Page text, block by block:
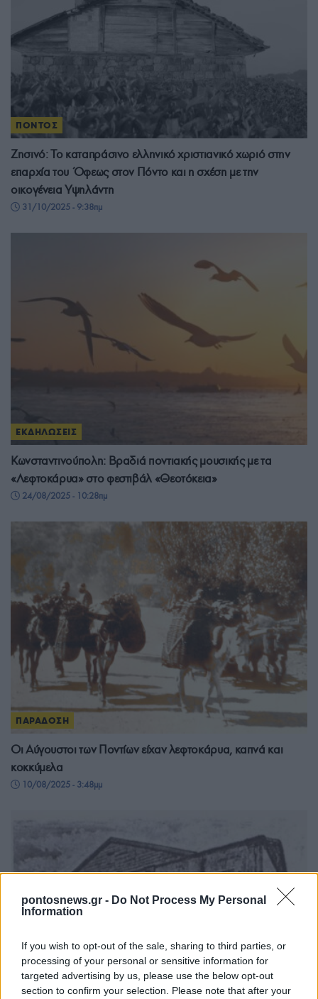
pontosnews.gr - Do Not Process My Personal
Information
If you wish to opt-out of the sale, sharing to third parties, or
processing of your personal or sensitive information for
targeted advertising by us, please use the below opt-out
section to confirm your selection. Please note that after your
ΠΟΝΤΟΣ
Ζησινό: Το καταπράσινο ελληνικό χριστιανικό χωριό στην
επαρχία του Όφεως στον Πόντο και η σχέση με την
οικογένεια Υψηλάντη
31/10/2025 - 9:38πμ
ΕΚΔΗΛΩΣΕΙΣ
Κωνσταντινούπολη: Βραδιά ποντιακής μουσικής με τα
«Λεφτοκάρυα» στο φεστιβάλ «Θεοτόκεια»
24/08/2025 - 10:28πμ
ΠΑΡΑΔΟΣΗ
Οι Αύγουστοι των Ποντίων είχαν λεφτοκάρυα, καπνά και
κοκκύμελα
10/08/2025 - 3:48μμ